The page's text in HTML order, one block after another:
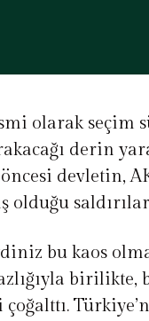
olarak seçim
derin
devletin,
olduğu
bu kaos